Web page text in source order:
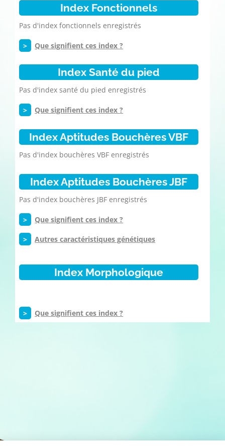
Index Fonctionnels
Pas d'index fonctionnels enregistrés
> Que signifient ces index ?
Index Santé du pied
Pas d'index santé du pied enregistrés
> Que signifient ces index ?
Index Aptitudes Bouchères VBF
Pas d'index bouchères VBF enregistrés
Index Aptitudes Bouchères JBF
Pas d'index bouchères JBF enregistrés
> Que signifient ces index ?
> Autres caractéristiques génétiques
Index Morphologique
> Que signifient ces index ?